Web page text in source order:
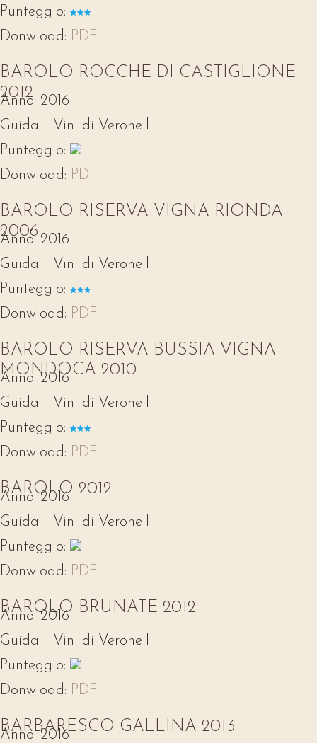
Punteggio:
Donwload: PDF
BAROLO ROCCHE DI CASTIGLIONE
2012
Anno: 2016
Guida:
I Vini di Veronelli
Punteggio:
Donwload: PDF
BAROLO RISERVA VIGNA RIONDA
2006
Anno: 2016
Guida:
I Vini di Veronelli
Punteggio:
Donwload: PDF
BAROLO RISERVA BUSSIA VIGNA
MONDOCA 2010
Anno: 2016
Guida:
I Vini di Veronelli
Punteggio:
Donwload: PDF
BAROLO 2012
Anno: 2016
Guida:
I Vini di Veronelli
Punteggio:
Donwload: PDF
BAROLO BRUNATE 2012
Anno: 2016
Guida:
I Vini di Veronelli
Punteggio:
Donwload: PDF
BARBARESCO GALLINA 2013
Anno: 2016